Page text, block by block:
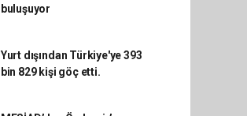
buluşuyor
Yurt dışından Türkiye'ye 393
bin 829 kişi göç etti.